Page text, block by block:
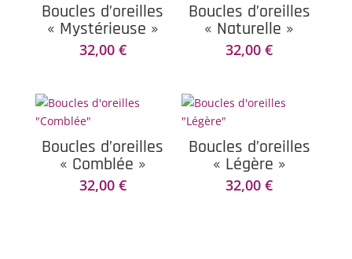
Boucles d’oreilles
« Mystérieuse »
32,00 €
Boucles d’oreilles
« Naturelle »
32,00€
Boucles d’oreilles
« Comblée »
32,00 €
Boucles d’oreilles
« Légère »
32,00€